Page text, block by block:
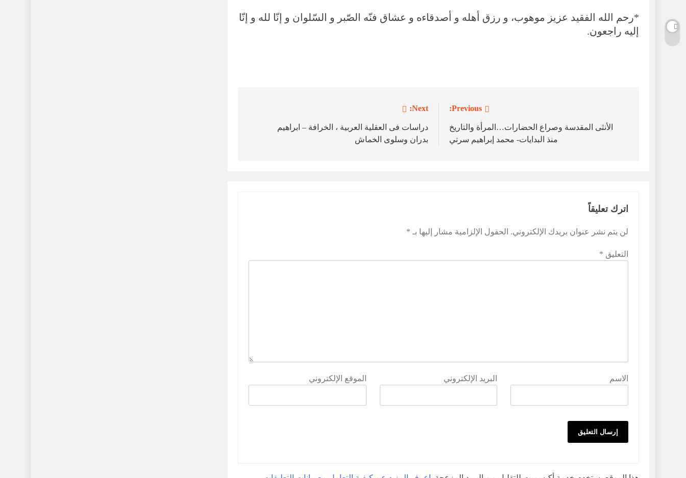
*رحم الله الفقيد عزيز موهوب، و رزق أهله و أصدقاءه و عشاق فنّه الصّبر و السّلوان و إنّا لله و إنّا
إليه راجعون.
المقالات
Previous:
الأنثى المقدسة وصراع الحضارات…المرأة والتاريخ
منذ البدايات- محمد إبراهيم سرتي
Next:
دراسات فى العقلية العربية ، الخرافة – ابراهيم
بدران وسلوى الخماش
اترك تعليقاً
لن يتم نشر عنوان بريدك الإلكتروني. الحقول الإلزامية مشار إليها بـ *
التعليق *
الاسم البريد الإلكتروني الموقع الإلكتروني